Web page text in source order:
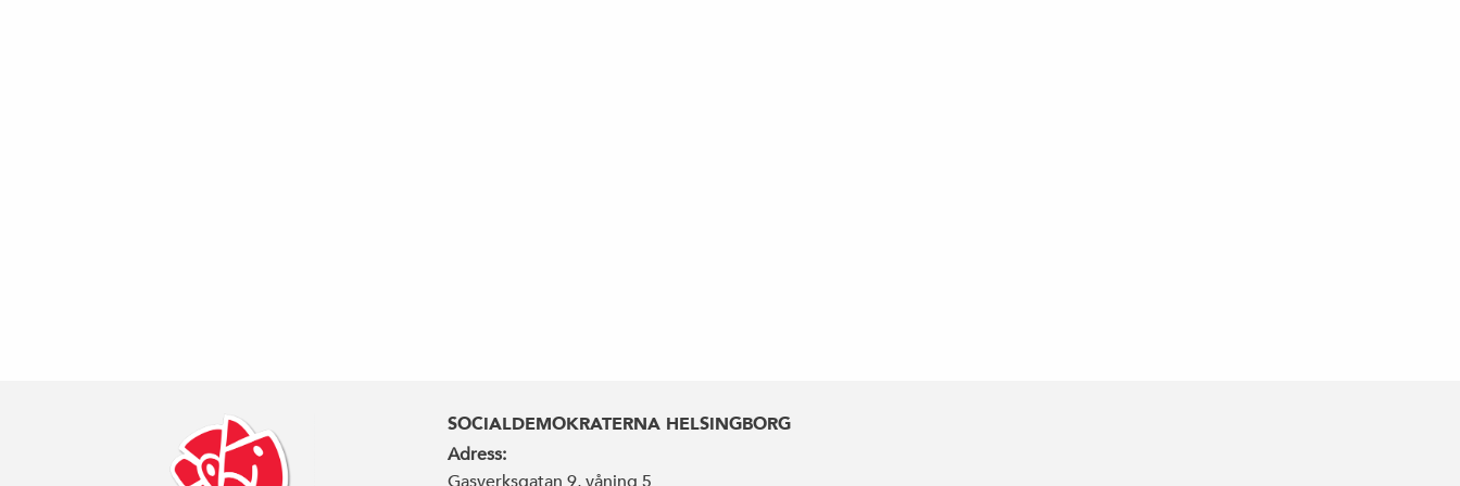
SOCIALDEMOKRATERNA HELSINGBORG
Adress: